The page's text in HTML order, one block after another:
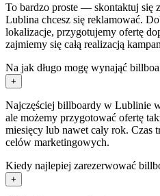
To bardzo proste — skontaktuj się
Lublina chcesz się reklamować.
lokalizacje, przygotujemy ofertę
zajmiemy się całą realizacją
Na jak długo mogę wynająć
+
Najczęściej billboardy w Lublinie
ale możemy przygotować ofertę
miesięcy lub nawet cały rok. Czas
celów marketingowych.
Kiedy najlepiej zarezerwować
+